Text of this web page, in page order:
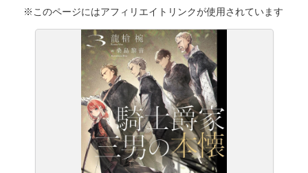
※このページにはアフィリエイトリンクが使用されています